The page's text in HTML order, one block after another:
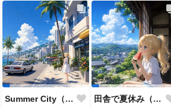
Summer City（daytime） 田舎で夏休み（その２）